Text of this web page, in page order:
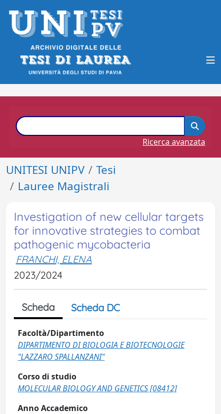
Ricerca avanzata
UNITESI UNIPV
Tesi
Lauree Magistrali
Investigation of new cellular targets
for innovative strategies to combat
pathogenic mycobacteria
FRANCHI, ELENA
2023/2024
Scheda Scheda DC
Facoltà/Dipartimento
DIPARTIMENTO DI BIOLOGIA E BIOTECNOLOGIE
"LAZZARO SPALLANZANI"
Corso di studio
MOLECULAR BIOLOGY AND GENETICS [08412]
Anno Accademico